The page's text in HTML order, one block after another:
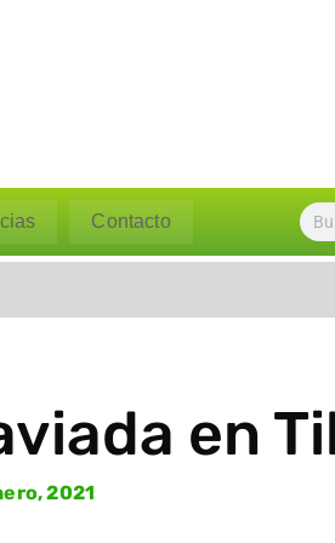
Contacto
en
2021